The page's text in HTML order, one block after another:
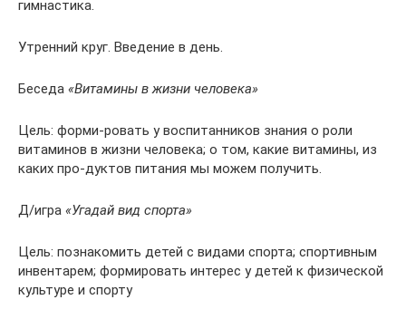
гимнастика.
Утренний круг. Введение в день.
Беседа «Витамины в жизни человека»
Цель: форми-ровать у воспитанников знания о роли
витаминов в жизни человека; о том, какие витамины, из
каких про-дуктов питания мы можем получить.
Д/игра «Угадай вид спорта»
Цель: познакомить детей с видами спорта; спортивным
инвентарем; формировать интерес у детей к физической
культуре и спорту